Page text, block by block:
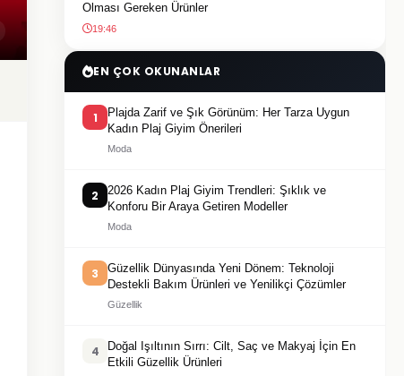
Olması Gereken Ürünler
19:46
EN ÇOK OKUNANLAR
1
Plajda Zarif ve Şık Görünüm: Her Tarza Uygun
Kadın Plaj Giyim Önerileri
Moda
2
2026 Kadın Plaj Giyim Trendleri: Şıklık ve
Konforu Bir Araya Getiren Modeller
Moda
3
Güzellik Dünyasında Yeni Dönem: Teknoloji
Destekli Bakım Ürünleri ve Yenilikçi Çözümler
Güzellik
4
Doğal Işıltının Sırrı: Cilt, Saç ve Makyaj İçin En
Etkili Güzellik Ürünleri